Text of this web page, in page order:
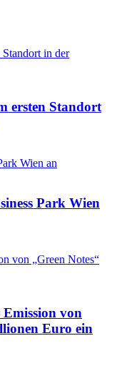
ersten Standort
Park Wien
von
Euro ein